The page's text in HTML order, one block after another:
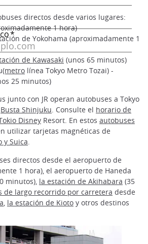
directos desde varios lugares:
1 hora)
de Yokohama (aproximadamente 1
de Kawasaki (unos 65 minutos)
(metro línea Tokyo Metro Tozai) -
25 minutos)
junto con JR operan autobuses a Tokyo
Busta Shinjuku. Consulte el horario de
Disney Resort. En estos autobuses
utilizar tarjetas magnéticas de
y Suica.
directos desde el aeropuerto de
1 hora), el aeropuerto de Haneda
minutos), la estación de Akihabara (35
de largo recorrido por carretera desde
la estación de Kioto y otros destinos